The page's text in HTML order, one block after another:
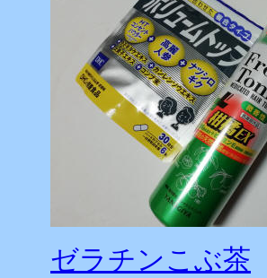
ゼラチンこぶ茶